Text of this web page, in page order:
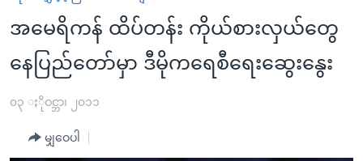
စေ
သည့်
Link
များ
အကြောင်းအရာ
မူလစာမျက်နှာ
မြန်မာ
ကမ္ဘာ့သတင်းများ
နိုင်ငံတကာ
ဗွီဒီယို
ရပ်ဝန်းတခု လမ်းတခု အလွန်
အမေရိကန် ထိပ်တန်း ကိုယ်စားလှယ်တွေ
နေပြည်တော်မှာ ဒီမိုကရေစီရေးဆွေးနွေး
၀၃ ႏိုဝင္ဘာ၊ ၂၀၁၁
မျှဝေပါ